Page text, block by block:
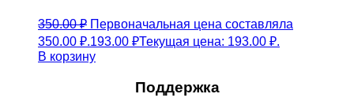
350.00₽ Первоначальная цена составляла
350.00 ₽.193.00 ₽Текущая цена: 193.00 ₽.
В корзину
Поддержка